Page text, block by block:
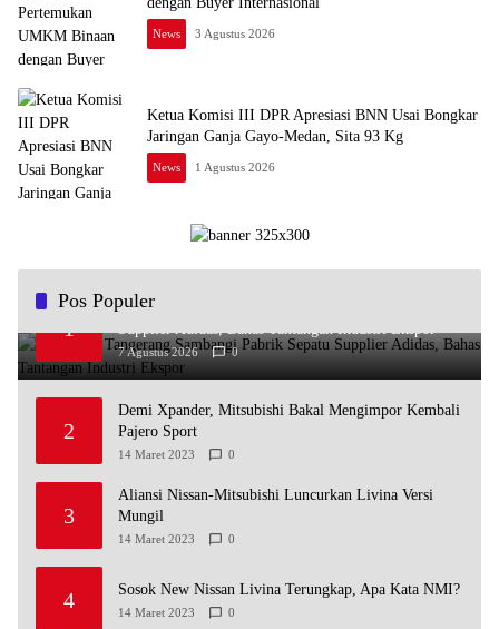
News 3 Agustus 2026
Ketua Komisi III DPR Apresiasi BNN Usai Bongkar
Jaringan Ganja Gayo-Medan, Sita 93 Kg
News 1 Agustus 2026
Pos Populer
1
Bea Cukai Tangerang Sambangi Pabrik Sepatu
7 Agustus 2026 0
2
Demi Xpander, Mitsubishi Bakal Mengimpor Kembali
Pajero Sport
14 Maret 2023 0
3
Aliansi Nissan-Mitsubishi Luncurkan Livina Versi
Mungil
14 Maret 2023 0
4 Sosok New Nissan Livina Terungkap, Apa Kata NMI?
14 Maret 2023 0